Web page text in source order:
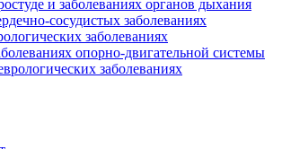
и заболеваниях органов дыхания
сосудистых заболеваниях
заболеваниях
опорно-двигательной системы
заболеваниях